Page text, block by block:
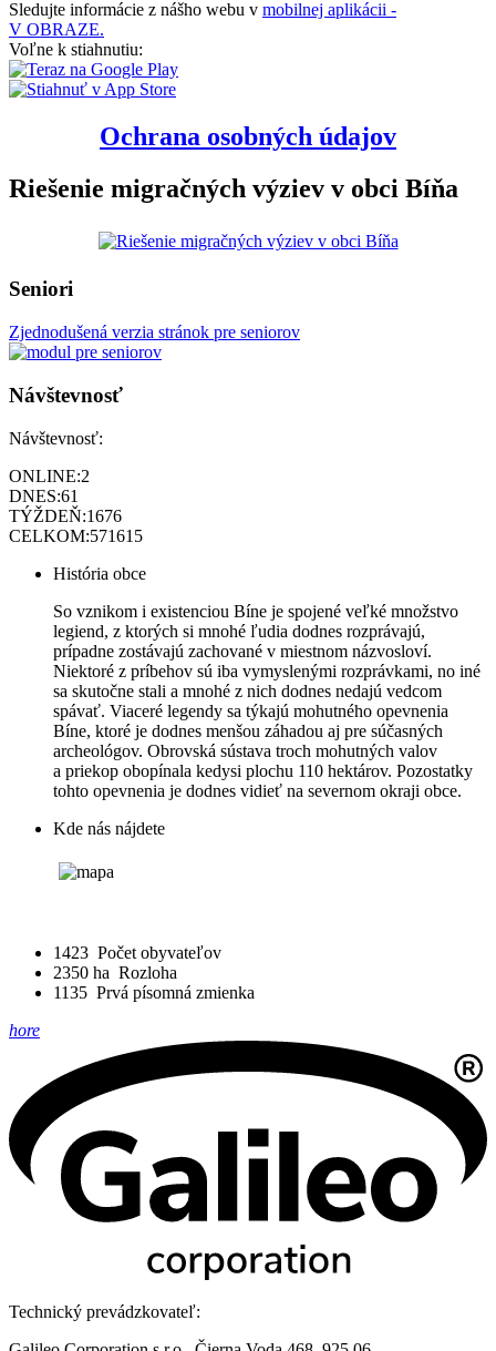
Sledujte informácie z nášho webu v mobilnej aplikácii -
V OBRAZE.
Voľne k stiahnutiu:
Ochrana osobných údajov
Riešenie migračných výziev v obci Bíňa
Seniori
Zjednodušená verzia stránok pre seniorov
Návštevnosť
Návštevnosť:
ONLINE:2
DNES:61
TÝŽDEŇ:1676
CELKOM:571615
História obce
So vznikom i existenciou Bíne je spojené veľké množstvo
legiend, z ktorých si mnohé ľudia dodnes rozprávajú,
prípadne zostávajú zachované v miestnom názvosloví.
Niektoré z príbehov sú iba vymyslenými rozprávkami, no iné
sa skutočne stali a mnohé z nich dodnes nedajú vedcom
spávať. Viaceré legendy sa týkajú mohutného opevnenia
Bíne, ktoré je dodnes menšou záhadou aj pre súčasných
archeológov. Obrovská sústava troch mohutných valov
a priekop obopínala kedysi plochu 110 hektárov. Pozostatky
tohto opevnenia je dodnes vidieť na severnom okraji obce.
Kde nás nájdete
1423 Počet obyvateľov
2350 ha Rozloha
1135 Prvá písomná zmienka
hore
Technický prevádzkovateľ: